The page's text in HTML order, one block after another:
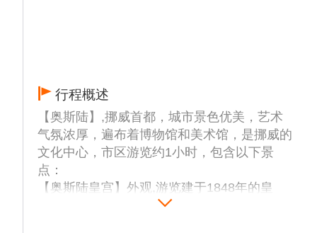
行程概述
【奥斯陆】,挪威首都，城市景色优美，艺术
气氛浓厚，遍布着博物馆和美术馆，是挪威的
文化中心，市区游览约1小时，包含以下景
点：
【奥斯陆皇宫】外观,游览建于1848年的皇
宫，皇宫是挪威最著名的标志性建筑之一，既